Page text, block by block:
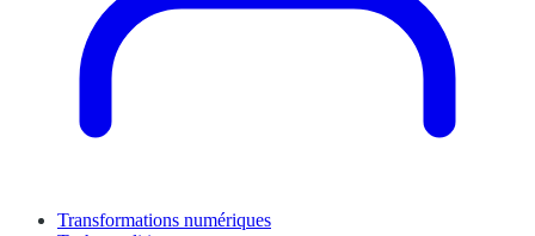
Transformations numériques